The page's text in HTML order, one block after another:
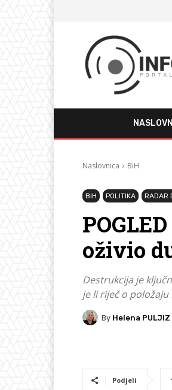
Naslovnica BiH
BIH POLITIKA RADAR
oživio
Destrukcija je
je li riječ o
By Helena
Podjeli